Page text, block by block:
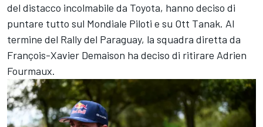
del distacco incolmabile da Toyota, hanno deciso di
puntare tutto sul Mondiale Piloti e su Ott Tanak. Al
termine del Rally del Paraguay, la squadra diretta da
François-Xavier Demaison ha deciso di ritirare Adrien
Fourmaux.